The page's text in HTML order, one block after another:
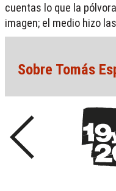
cuentas lo que la
imagen; el medio hizo
Sobre Tomás